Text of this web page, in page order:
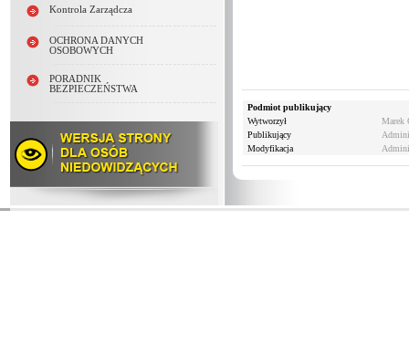
Kontrola Zarządcza
OCHRONA DANYCH
OSOBOWYCH
PORADNIK
BEZPIECZEŃSTWA
Podmiot publikujący
Wytworzył
Marek
Publikujący
Modyfikacja